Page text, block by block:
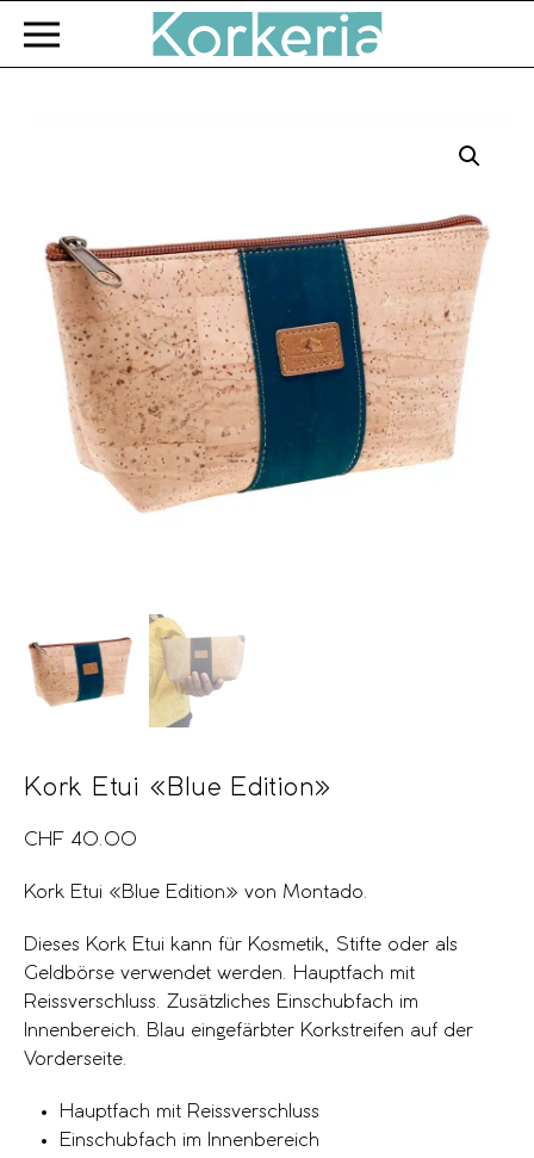
Zum Hauptinhalt springen
Kork Etui «Blue Edition»
CHF 40.00
Kork Etui «Blue Edition» von Montado.
Dieses Kork Etui kann für Kosmetik, Stifte oder als
Geldbörse verwendet werden. Hauptfach mit
Reissverschluss. Zusätzliches Einschubfach im
Innenbereich. Blau eingefärbter Korkstreifen auf der
Vorderseite.
Hauptfach mit Reissverschluss
Einschubfach im Innenbereich